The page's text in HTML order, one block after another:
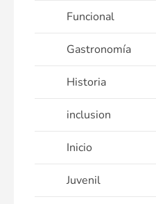
Funcional
Gastronomía
Historia
inclusion
Inicio
Juvenil